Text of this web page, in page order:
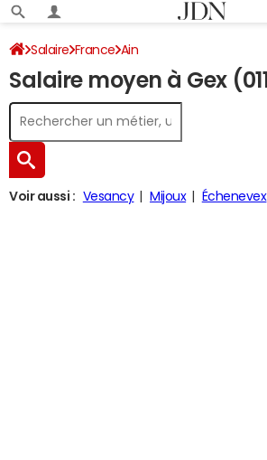
Salaire France Ain
Salaire moyen à Gex
Voir aussi : Vesancy Mijoux Échenevex